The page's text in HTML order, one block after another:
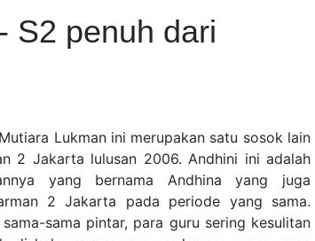
S2 penuh dari
Lukman ini merupakan satu sosok lain
2 Jakarta lulusan 2006. Andhini ini adalah
yang bernama Andhina yang juga
2 Jakarta pada periode yang sama.
sama pintar, para guru sering kesulitan